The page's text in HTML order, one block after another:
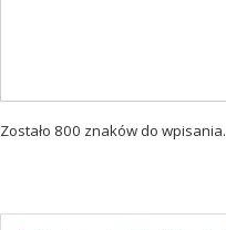
Zostało 800 znaków do wpisania.